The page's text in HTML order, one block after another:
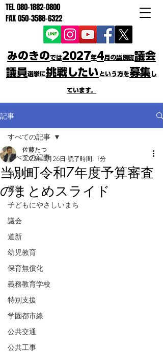
TEL080-1882-0800
FAX050-3588-6322
みのきのでは2027年4月の当別町議会
議員選挙に挑戦したい という方を募集 し
ています。
記事
すべての記事
当別町
選挙
子どもにやさしいまち
議会
道新
幼児教育
保育無償化
義務教育学校
特別支援
学園都市線
公共交通
公共工事
すべての記事
当別町令和7年度予算審査
のまとめスライド
佐藤たつ
2025年3月26日 読了時間: 1分